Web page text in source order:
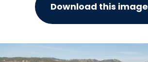
Download this image